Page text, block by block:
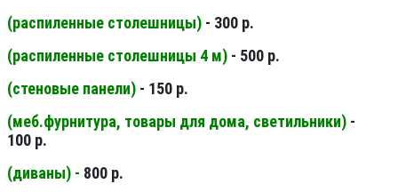
(распиленные столешницы) - 300 р.
(распиленные столешницы 4 м) - 500 р.
(стеновые панели) - 150 р.
(меб.фурнитура, товары для дома, светильники) -
100 р.
(диваны) - 800 р.